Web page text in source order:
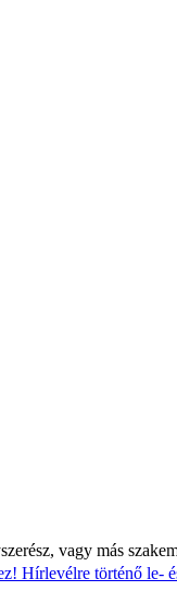
vagy más
Hírlevélre történő le-